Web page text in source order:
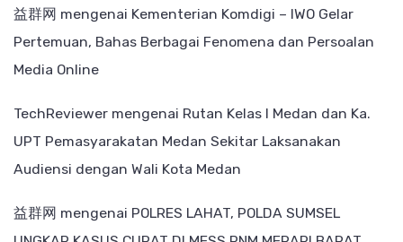
益群网 mengenai Kementerian Komdigi – IWO Gelar
Pertemuan, Bahas Berbagai Fenomena dan Persoalan
Media Online
TechReviewer mengenai Rutan Kelas I Medan dan Ka.
UPT Pemasyarakatan Medan Sekitar Laksanakan
Audiensi dengan Wali Kota Medan
益群网 mengenai POLRES LAHAT, POLDA SUMSEL